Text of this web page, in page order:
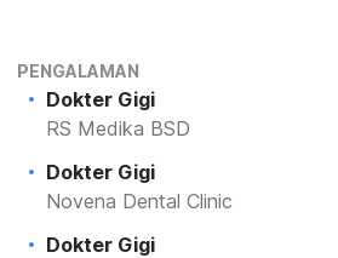
PENGALAMAN
Dokter Gigi
RS Medika BSD
Dokter Gigi
Novena Dental Clinic
Dokter Gigi